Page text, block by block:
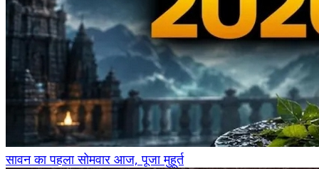
सावन का पहला सोमवार आज, पूजा मुहूर्त